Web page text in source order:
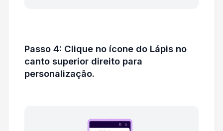
Passo 4: Clique no ícone do Lápis no
canto superior direito para
personalização.